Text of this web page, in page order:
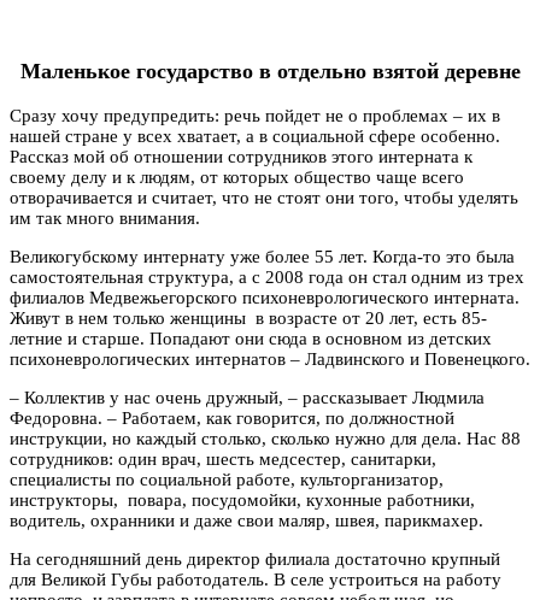
Маленькое государство в отдельно взятой деревне
Сразу хочу предупредить: речь пойдет не о проблемах – их в
нашей стране у всех хватает, а в социальной сфере особенно.
Рассказ мой об отношении сотрудников этого интерната к
своему делу и к людям, от которых общество чаще всего
отворачивается и считает, что не стоят они того, чтобы уделять
им так много внимания.
Великогубскому интернату уже более 55 лет. Когда-то это была
самостоятельная структура, а с 2008 года он стал одним из трех
филиалов Медвежьегорского психоневрологического интерната.
Живут в нем только женщины в возрасте от 20 лет, есть 85-
летние и старше. Попадают они сюда в основном из детских
психоневрологических интернатов – Ладвинского и Повенецкого.
– Коллектив у нас очень дружный, – рассказывает Людмила
Федоровна. – Работаем, как говорится, по должностной
инструкции, но каждый столько, сколько нужно для дела. Нас 88
сотрудников: один врач, шесть медсестер, санитарки,
специалисты по социальной работе, культорганизатор,
инструкторы, повара, посудомойки, кухонные работники,
водитель, охранники и даже свои маляр, швея, парикмахер.
На сегодняшний день директор филиала достаточно крупный
для Великой Губы работодатель. В селе устроиться на работу